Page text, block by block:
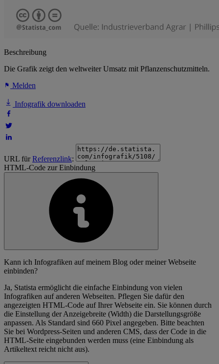
Beschreibung
Die Grafik zeigt den weltweiter Umsatz mit Pflanzenschutzmitteln.
Melden
Infografik downloaden
URL fürReferenzlink:
HTML-Code zur Einbindung
Kann ich Infografiken auf meinem Blog oder meiner Webseite
einbinden?
Ja, Statista ermöglicht die einfache Einbindung von vielen
Infografiken auf anderen Webseiten. Pflegen Sie dafür den
angezeigten HTML-Code auf Ihrer Webseite ein. Sie können durch
die Einstellung der Anzeigebreite (Width) die Darstellungsgröße
anpassen. Als Standard sind 660 Pixel angegeben. Bitte beachten
Sie bei Wordpress-Seiten und anderen CMS, dass der Code in die
HTML-Seite eingebunden werden muss (eine Einbindung als
Artikeltext reicht nicht aus).